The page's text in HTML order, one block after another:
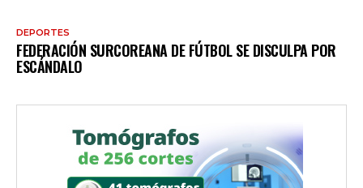
DEPORTES
FEDERACIÓN SURCOREANA DE FÚTBOL SE DISCULPA POR
ESCÁNDALO